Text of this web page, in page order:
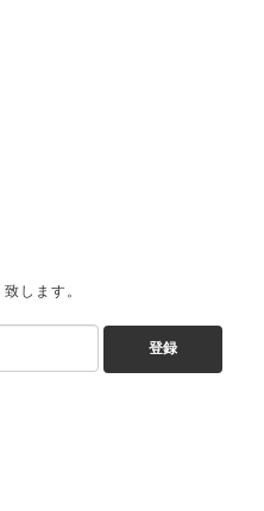
します。
登録